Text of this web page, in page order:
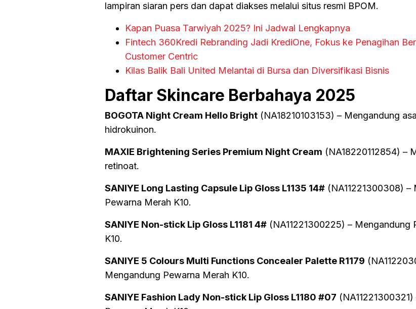
lampiran siaran pers dan dapat diakses melalui situs resmi BPOM.
Kapan Puasa Tarwiyah 2025? Ini Jadwal Lengkapnya
Fintech 360Kredi Rebranding Jadi KrediOne, Fokus ke Penagihan
Customer Centric
Kilas Balik Bali United Melantai di Bursa dan Diversifikasi Bisnis
Daftar Skincare Berbahaya 2025
BOGOTA Night Cream Hello Bright(NA18210103153) – Mengandung
hidrokuinon.
MAXIE Brightening Series Premium Night Cream (NA18220112854) –
retinoat.
SANIYE Long Lasting Capsule Lip Gloss L1135 14#(NA11221300308) –
Pewarna Merah K10.
SANIYE Non-stick Lip Gloss L1181 4#(NA11221300225) – Mengandung
K10.
SANIYE 5 Colours Multi Functions Concealer Palette R1179
Mengandung Pewarna Merah K10.
SANIYE Fashion Lady Non-stick Lip Gloss L1180 #07